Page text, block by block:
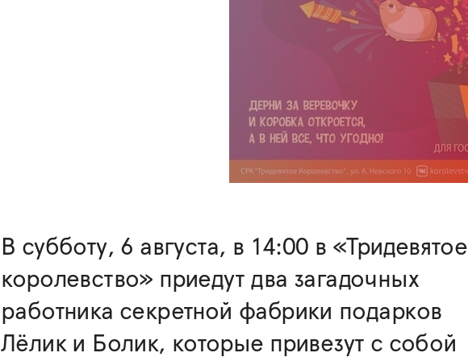
В субботу, 6 августа, в 14:00 в «Тридевятое
королевство» приедут два загадочных
работника секретной фабрики подарков
Лёлик и Болик, которые привезут с собой